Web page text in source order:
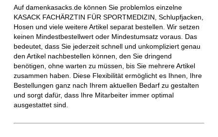
Auf damenkasacks.de können Sie problemlos einzelne
KASACK FACHÄRZTIN FÜR SPORTMEDIZIN, Schlupfjacken,
Hosen und viele weitere Artikel separat bestellen. Wir setzen
keinen Mindestbestellwert oder Mindestumsatz voraus. Das
bedeutet, dass Sie jederzeit schnell und unkompliziert genau
den Artikel nachbestellen können, den Sie dringend
benötigen, ohne warten zu müssen, bis Sie mehrere Artikel
zusammen haben. Diese Flexibilität ermöglicht es Ihnen, Ihre
Bestellungen ganz nach Ihrem aktuellen Bedarf zu gestalten
und sorgt dafür, dass Ihre Mitarbeiter immer optimal
ausgestattet sind.